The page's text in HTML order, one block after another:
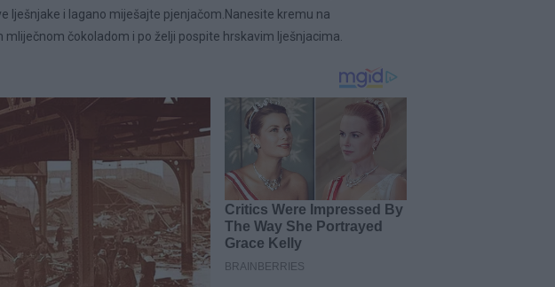
lješnjake i lagano miješajte pjenjačom.Nanesite kremu na
čokoladom i po želji pospite hrskavim lješnjacima.